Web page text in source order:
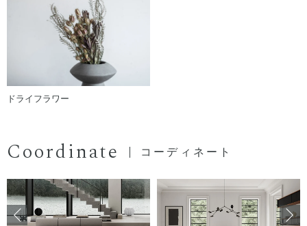
ドライフラワー
Coordinate コーディネート